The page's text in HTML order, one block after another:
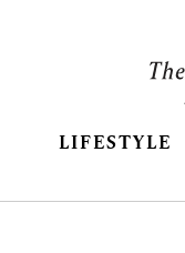
LIFESTYLE